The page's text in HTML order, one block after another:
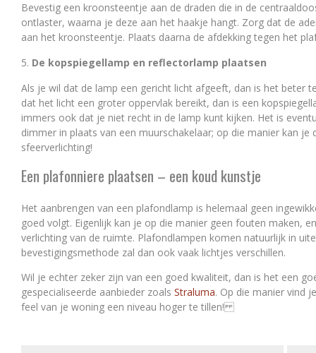
Bevestig een kroonsteentje aan de draden die in de
ontlaster, waarna je deze aan het haakje hangt. Zorg dat de
aan het kroonsteentje. Plaats daarna de afdekking tegen het
De kopspiegellamp en reflectorlamp plaatsen
Als je wil dat de lamp een gericht licht afgeeft, dan is het beter
dat het licht een groter oppervlak bereikt, dan is een
immers ook dat je niet recht in de lamp kunt kijken. Het is
dimmer in plaats van een muurschakelaar; op die manier kan
sfeerverlichting!
Een plafonniere plaatsen – een koud kunstje
Het aanbrengen van een plafondlamp is helemaal geen
goed volgt. Eigenlijk kan je op die manier geen fouten maken,
verlichting van de ruimte. Plafondlampen komen natuurlijk in
bevestigingsmethode zal dan ook vaak lichtjes verschillen.
Wil je echter zeker zijn van een goed kwaliteit, dan is het een
gespecialiseerde aanbieder zoals Straluma. Op die manier vind
feel van je woning een niveau hoger te tillen!